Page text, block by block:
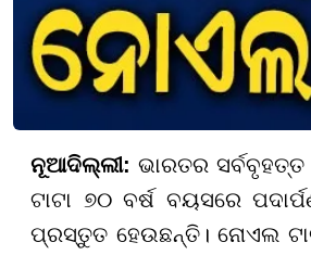
ନୂଆଦିଲ୍ଲୀ: ଭାରତର
ଟାଟା ୭୦ ବର୍ଷ ବୟସରେ
ପ୍ରସ୍ତୁତ ହେଉଛନ୍ତି। ନୋଏଲ